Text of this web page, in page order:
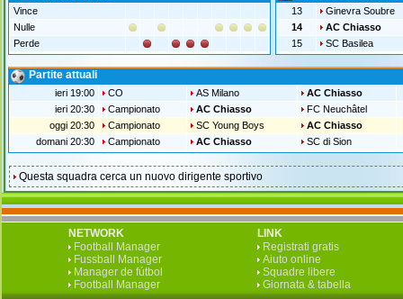
Vince
Nulle
Perde
13
Ginevra Soubre
14
AC Chiasso
15
SC Basilea
Partite attuali
ieri 19:00 CO AS Milano
AC Chiasso
ieri 20:30
Campionato AC Chiasso
FC Neuchâtel
oggi 20:30
Campionato SC Young Boys
AC Chiasso
domani 20:30
Campionato AC Chiasso SC di Sion
Questa squadra cerca un nuovo dirigente sportivo
NETWORK
Football Manager
Fussball Manager
Manager de fútbol
Football Manager
LINK
Registrati gratis
Aiuto online
Squadre libere
Giornata & tabella